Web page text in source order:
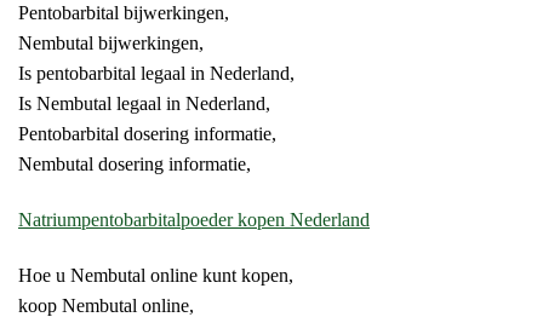
Pentobarbital bijwerkingen,
Nembutal bijwerkingen,
Is pentobarbital legaal in Nederland,
Is Nembutal legaal in Nederland,
Pentobarbital dosering informatie,
Nembutal dosering informatie,
Natriumpentobarbitalpoeder kopen Nederland
Hoe u Nembutal online kunt kopen,
koop Nembutal online,